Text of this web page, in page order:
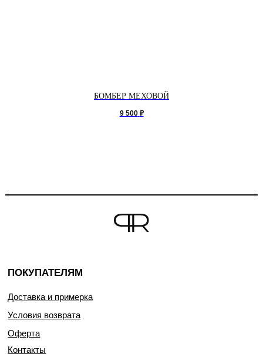
БОМБЕР МЕХОВОЙ
9 500 ₽
ПОКУПАТЕЛЯМ
Доставка и примерка
Условия возврата
Оферта
Контакты